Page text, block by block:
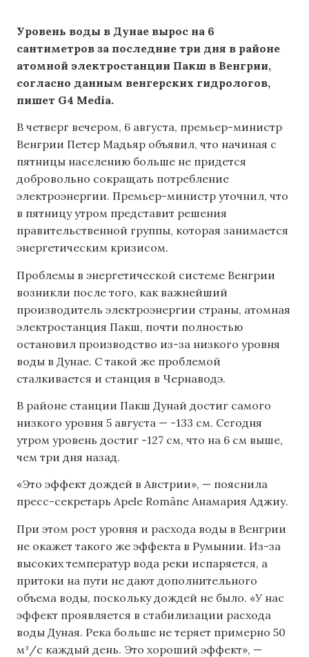
Уровень воды в Дунае вырос на 6
сантиметров за последние три дня в районе
атомной электростанции Пакш в Венгрии,
согласно данным венгерских гидрологов,
пишет G4 Media.
В четверг вечером, 6 августа, премьер-министр
Венгрии Петер Мадьяр объявил, что начиная с
пятницы населению больше не придется
добровольно сокращать потребление
электроэнергии. Премьер-министр уточнил, что
в пятницу утром представит решения
правительственной группы, которая занимается
энергетическим кризисом.
Проблемы в энергетической системе Венгрии
возникли после того, как важнейший
производитель электроэнергии страны, атомная
электростанция Пакш, почти полностью
остановил производство из-за низкого уровня
воды в Дунае. С такой же проблемой
сталкивается и станция в Чернаводэ.
В районе станции Пакш Дунай достиг самого
низкого уровня 5 августа — -133 см. Сегодня
утром уровень достиг -127 см, что на 6 см выше,
чем три дня назад.
«Это эффект дождей в Австрии», — пояснила
пресс-секретарь Apele Române Анамария Аджиу.
При этом рост уровня и расхода воды в Венгрии
не окажет такого же эффекта в Румынии. Из-за
высоких температур вода реки испаряется, а
притоки на пути не дают дополнительного
объема воды, поскольку дождей не было. «У нас
эффект проявляется в стабилизации расхода
воды Дуная. Река больше не теряет примерно 50
м³/с каждый день. Это хороший эффект», —